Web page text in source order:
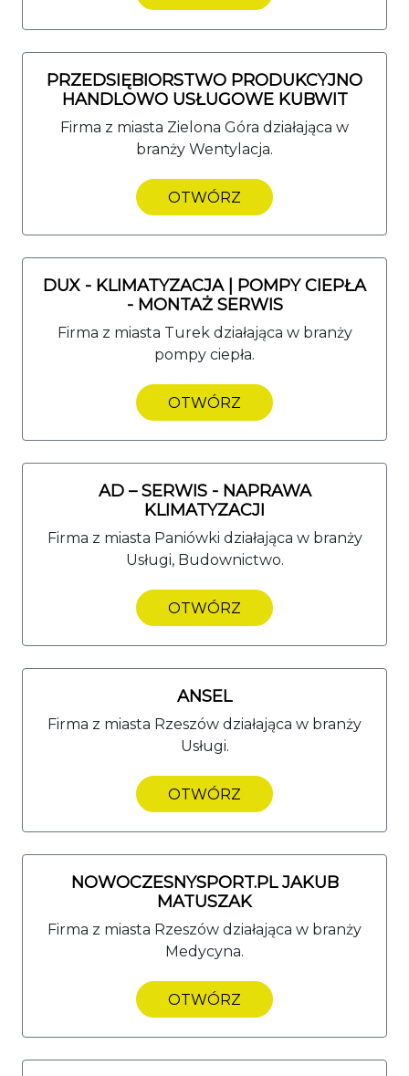
PRZEDSIĘBIORSTWO PRODUKCYJNO
HANDLOWO USŁUGOWE KUBWIT
Firma z miasta Zielona Góra działająca w
branży Wentylacja.
OTWÓRZ
DUX - KLIMATYZACJA | POMPY CIEPŁA
- MONTAŻ SERWIS
Firma z miasta Turek działająca w branży
pompy ciepła.
OTWÓRZ
AD – SERWIS - NAPRAWA
KLIMATYZACJI
Firma z miasta Paniówki działająca w branży
Usługi, Budownictwo.
OTWÓRZ
ANSEL
Firma z miasta Rzeszów działająca w branży
Usługi.
OTWÓRZ
NOWOCZESNYSPORT.PL JAKUB
MATUSZAK
Firma z miasta Rzeszów działająca w branży
Medycyna.
OTWÓRZ